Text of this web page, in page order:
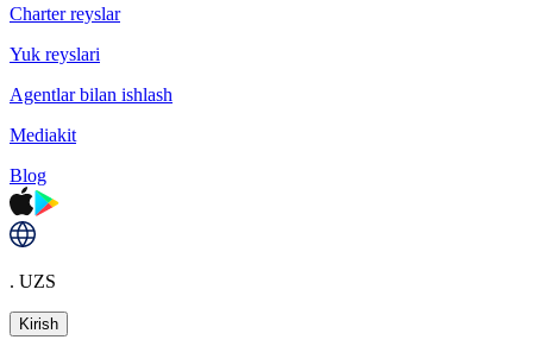
Charter reyslar
Yuk reyslari
Agentlar bilan ishlash
Mediakit
Blog
. UZS
Kirish